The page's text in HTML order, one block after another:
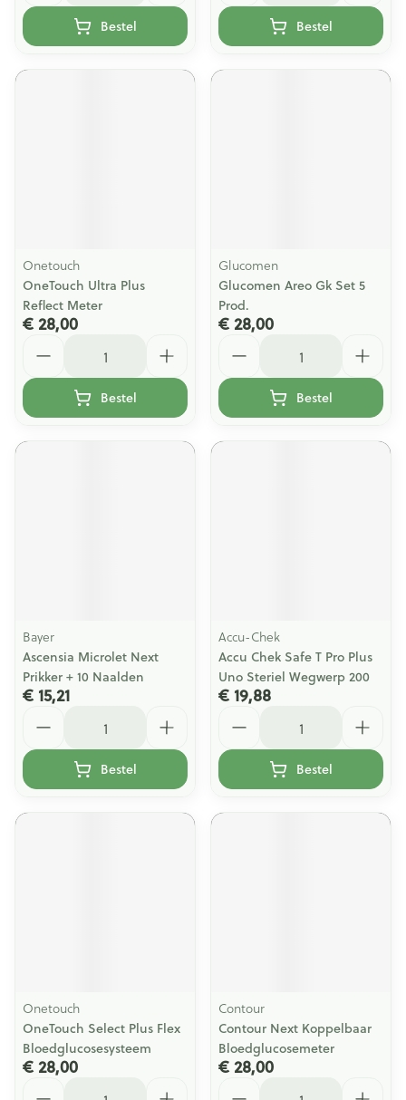
Bestel Bestel
Onetouch
OneTouch Ultra Plus
Reflect Meter
€ 28,00
Bestel
Glucomen
Glucomen Areo Gk Set 5
Prod.
€ 28,00
Bestel
Bayer
Ascensia Microlet Next
Prikker + 10 Naalden
€ 15,21
Bestel
Accu-Chek
Accu Chek Safe T Pro Plus
Uno Steriel Wegwerp 200
€ 19,88
Bestel
Onetouch
OneTouch Select Plus Flex
Bloedglucosesysteem
€ 28,00
Contour
Contour Next Koppelbaar
Bloedglucosemeter
€ 28,00